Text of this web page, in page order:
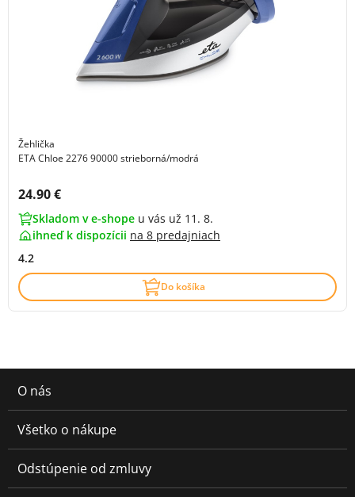
Žehlička
ETA Chloe 2276 90000 strieborná/modrá
Cena s DPH:
24.90 €
Skladom v e-shope u vás už 11. 8.
ihneď k dispozícii na 8 predajniach
4.2
Do košíka
O nás
Všetko o nákupe
Odstúpenie od zmluvy